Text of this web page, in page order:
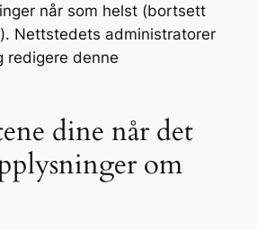
når som helst (bortsett
Nettstedets administratorer
redigere denne
dine når det
om